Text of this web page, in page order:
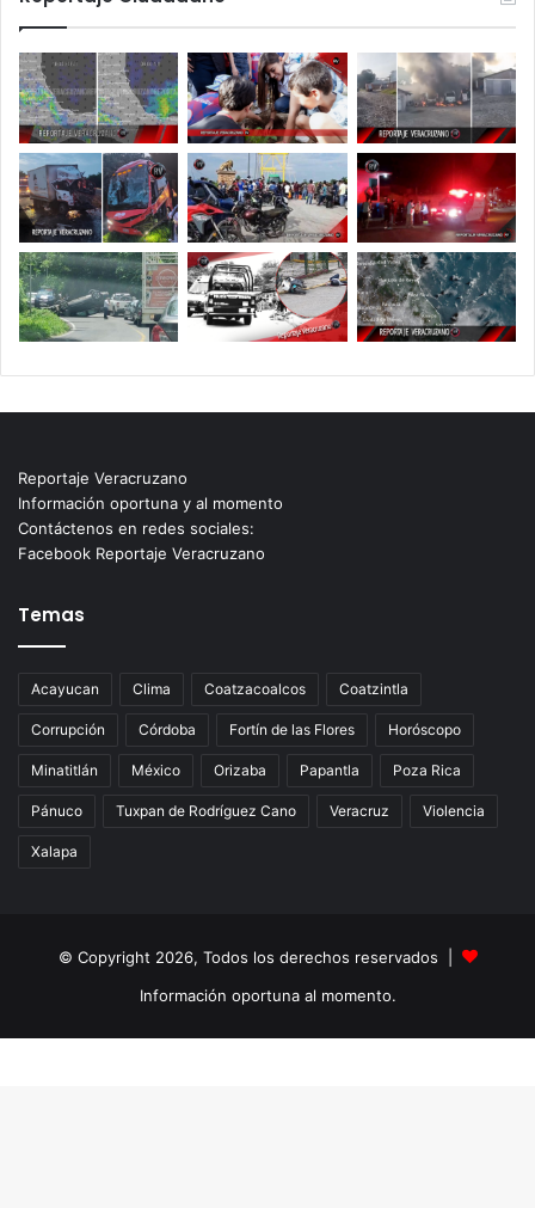
Reportaje Veracruzano
Información oportuna y al momento
Contáctenos en redes sociales:
Facebook Reportaje Veracruzano
Temas
Acayucan Clima Coatzacoalcos Coatzintla
Corrupción Córdoba Fortín de las Flores Horóscopo
Minatitlán México Orizaba Papantla Poza Rica
Pánuco Tuxpan de Rodríguez Cano Veracruz Violencia
Xalapa
© Copyright 2026, Todos los derechos reservados |
Información oportuna al momento.